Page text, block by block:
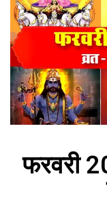
फरवरी